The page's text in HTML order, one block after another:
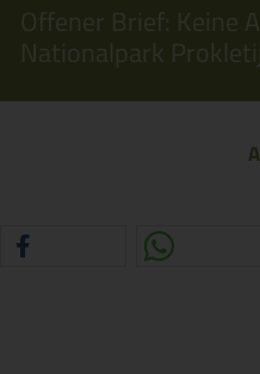
Offener Brief: Keine
Nationalpark